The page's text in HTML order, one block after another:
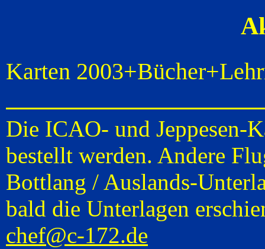
Karten
Die ICAO- und Jeppesen-
bestellt werden. Andere
Bottlang / Auslands-
bald die Unterlagen
chef@c-172.de